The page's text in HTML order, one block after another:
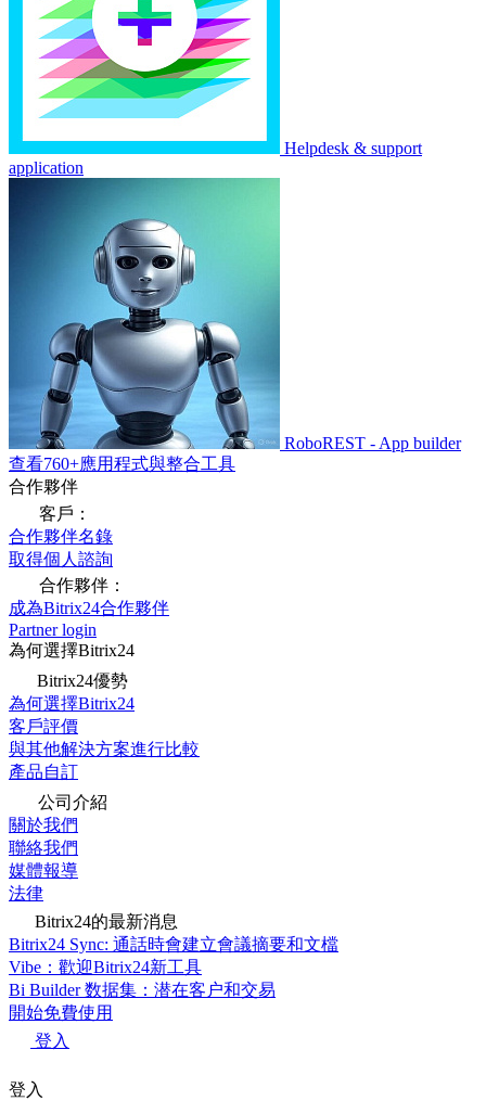
Helpdesk & support
application
RoboREST - App builder
查看760+應用程式與整合工具
合作夥伴
客戶：
合作夥伴名錄
取得個人諮詢
合作夥伴：
成為Bitrix24合作夥伴
Partner login
為何選擇Bitrix24
Bitrix24優勢
為何選擇Bitrix24
客戶評價
與其他解決方案進行比較
產品自訂
公司介紹
關於我們
聯絡我們
媒體報導
法律
Bitrix24的最新消息
Bitrix24 Sync: 通話時會建立會議摘要和文檔
Vibe：歡迎Bitrix24新工具
Bi Builder 数据集：潜在客户和交易
開始免費使用
登入
登入